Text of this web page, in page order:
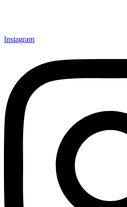
Instagram